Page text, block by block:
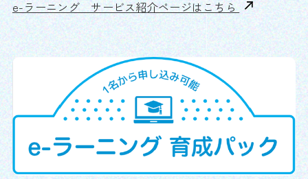
e-ラーニング サービス紹介ページはこちら